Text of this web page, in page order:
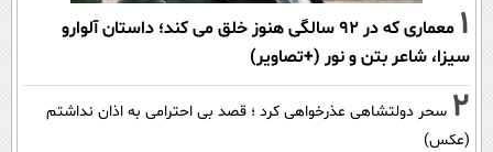
1
معماری که در 92 سالگی هنوز خلق می کند؛ داستان آلوارو
سیزا، شاعر بتن و نور (+تصاویر)
2 سحر دولتشاهی عذرخواهی کرد ؛ قصد بی احترامی به اذان نداشتم
(عکس)